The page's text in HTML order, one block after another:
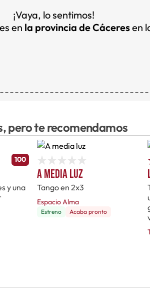
¡Vaya, lo sentimos!
en la provincia de Cáceresen
pero te recomendamos
100
y una
A media luz
Tango en 2x3
Espacio Alma
Estreno Acaba pronto